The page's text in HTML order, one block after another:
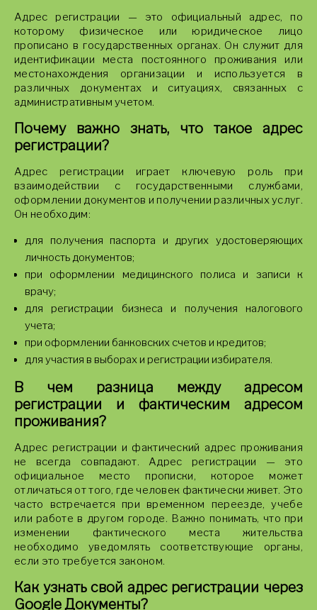
Адрес регистрации — это официальный адрес, по
которому физическое или юридическое лицо
прописано в государственных органах. Он служит для
идентификации места постоянного проживания или
местонахождения организации и используется в
различных документах и ситуациях, связанных с
административным учетом.
Почему важно знать, что такое адрес
регистрации?
Адрес регистрации играет ключевую роль при
взаимодействии с государственными службами,
оформлении документов и получении различных услуг.
Он необходим:
для получения паспорта и других удостоверяющих
личность документов;
при оформлении медицинского полиса и записи к
врачу;
для регистрации бизнеса и получения налогового
учета;
при оформлении банковских счетов и кредитов;
для участия в выборах и регистрации избирателя.
В чем разница между адресом
регистрации и фактическим адресом
проживания?
Адрес регистрации и фактический адрес проживания
не всегда совпадают. Адрес регистрации — это
официальное место прописки, которое может
отличаться от того, где человек фактически живет. Это
часто встречается при временном переезде, учебе
или работе в другом городе. Важно понимать, что при
изменении фактического места жительства
необходимо уведомлять соответствующие органы,
если это требуется законом.
Как узнать свой адрес регистрации через
Google Документы?